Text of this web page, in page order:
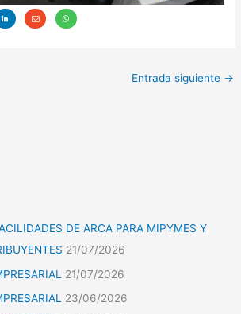
Entrada siguiente →
DE ARCA PARA MIPYMES Y
21/07/2026
21/07/2026
23/06/2026